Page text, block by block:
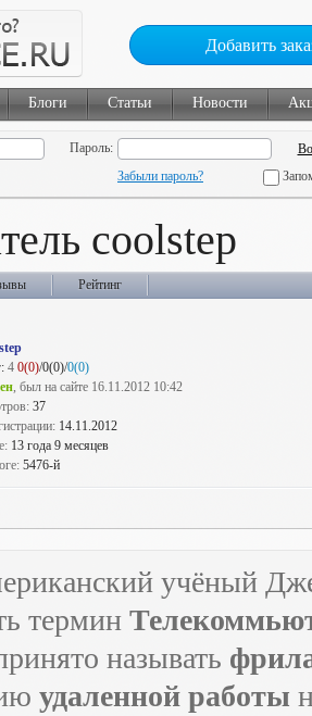
Добавить
Блоги Статьи Новости
Пароль:
Забыли пароль?
coolstep
Рейтинг
4 0(0)/0(0)/0(0)
, был на сайте 16.11.2012 10:42
37
14.11.2012
13 года 9 месяцев
5476-й
учёный
термин
называть
удаленной работы